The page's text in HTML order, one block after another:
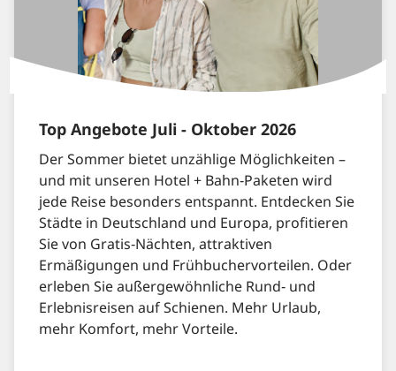
Top Angebote Juli - Oktober 2026
Der Sommer bietet unzählige Möglichkeiten –
und mit unseren Hotel + Bahn‑Paketen wird
jede Reise besonders entspannt. Entdecken Sie
Städte in Deutschland und Europa, profitieren
Sie von Gratis‑Nächten, attraktiven
Ermäßigungen und Frühbuchervorteilen. Oder
erleben Sie außergewöhnliche Rund‑ und
Erlebnisreisen auf Schienen. Mehr Urlaub,
mehr Komfort, mehr Vorteile.